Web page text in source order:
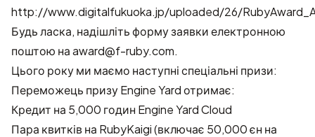
http://www.digitalfukuoka.jp/uploaded/26/
Будь ласка, надішліть форму заявки електронною
поштою наaward@f-ruby.com.
Цього року ми маємо наступні спеціальні призи:
Переможець призу Engine Yard отримає:
Кредит на 5,000 годин Engine Yard Cloud
Пара квитків на RubyKaigi (включає 50,000 єн на